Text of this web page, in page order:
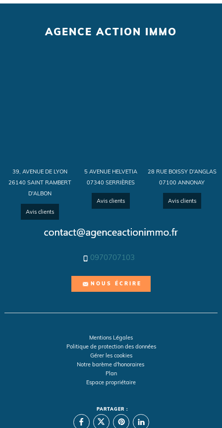
AGENCE ACTION IMMO
39, AVENUE DE LYON
26140 SAINT RAMBERT
D'ALBON
Avis clients
5 AVENUE HELVETIA
07340 SERRIÈRES
Avis clients
28 RUE BOISSY D'ANGLAS
07100 ANNONAY
Avis clients
0970707103
NOUS ÉCRIRE
Mentions Légales
Politique de protection des données
Gérer les cookies
Notre barème d'honoraires
Plan
Espace propriétaire
PARTAGER :